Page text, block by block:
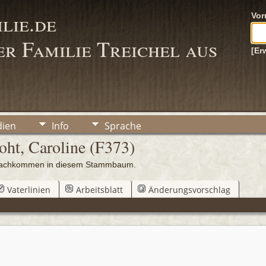
Familie Treichel aus
Info Sprache
Caroline (F373)
in diesem Stammbaum.
Vaterlinien Arbeitsblatt Änderungsvorschlag